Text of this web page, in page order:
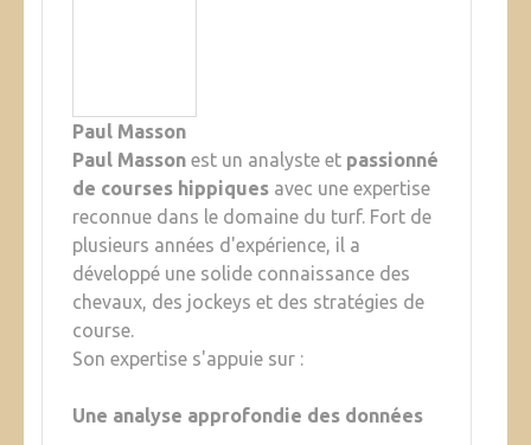
Paul Masson
Paul Masson est un analyste et passionné
de courses hippiques avec une expertise
reconnue dans le domaine du turf. Fort de
plusieurs années d'expérience, il a
développé une solide connaissance des
chevaux, des jockeys et des stratégies de
course.
Son expertise s'appuie sur :
Une analyse approfondie des données